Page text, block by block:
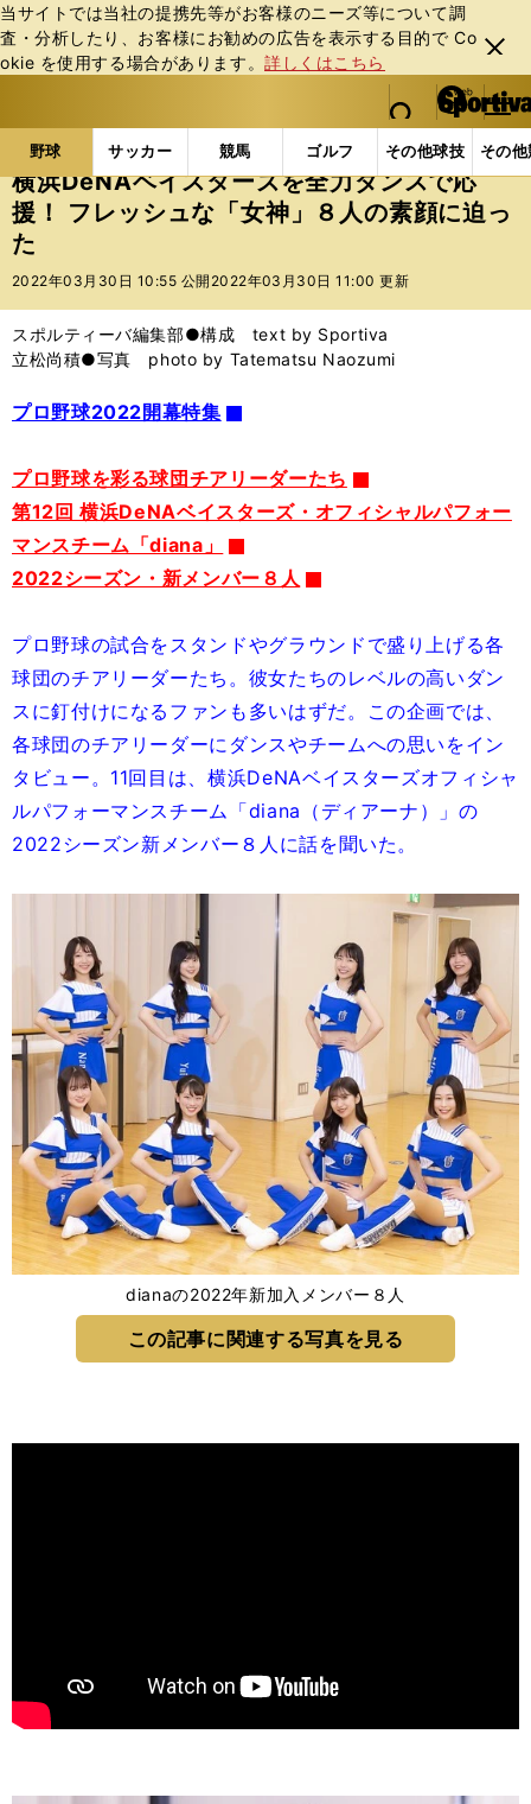
当サイトでは当社の提携先等がお客様のニーズ等について調
査・分析したり、お客様にお勧めの広告を表⽰する⽬的で Co
okie を使⽤する場合があります。詳しくはこちら
閉じ
る
web Sportiva (webスポルティーバ)
検索
マイペ
ー
ジ
メニュ
野球 サッカー 競馬 ゴルフ その他球技 その
b
ス
ポ
ル
テ
ー
バ
野球の記事一覧 プロ野球 横浜DeNAベイスターズ
横浜DeNAベイスターズを全力ダンスで応
援！ フレッシュな「女神」８人の素顔に迫っ
た
2022年03月30日 10:55 公開 2022年03月30日 11:00 更新
スポルティーバ編集部●構成 text by Sportiva
立松尚積●写真 photo by Tatematsu Naozumi
プロ野球2022開幕特集
プロ野球を彩る球団チアリーダーたち
第12回 横浜DeNAベイスターズ・オフィシャルパフォー
マンスチーム「diana」
2022シーズン・新メンバー８人
プロ野球の試合をスタンドやグラウンドで盛り上げる各
球団のチアリーダーたち。彼女たちのレベルの高いダン
スに釘付けになるファンも多いはずだ。この企画では、
各球団のチアリーダーにダンスやチームへの思いをイン
タビュー。11回目は、横浜DeNAベイスターズオフィシャ
ルパフォーマンスチーム「diana（ディアーナ）」の
2022シーズン新メンバー８人に話を聞いた。
dianaの2022年新加入メンバー８人
この記事に関連する写真を見る